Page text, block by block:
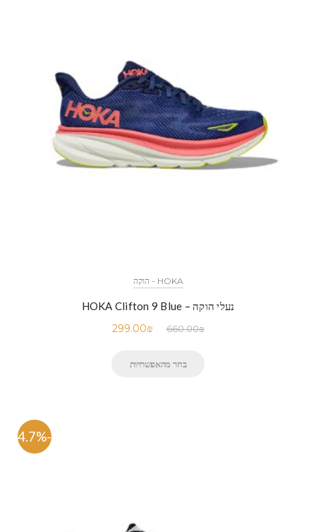
HOKA - הוקה
נעלי הוקה – HOKA Clifton 9 Blue
660.00₪
299.00₪
בחר מהאפשרויות
-54.7%